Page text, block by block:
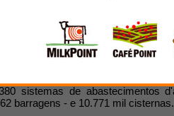
pelo Governo do Estado da
e Ovinos do semi-árido
através da geração de
a qualidade de vida de suas
baiano, distribuído em 6 pólos,
2003, quando foi criado, até
sistemas de abastecimentos
barragens - e 10.771 mil cisternas.